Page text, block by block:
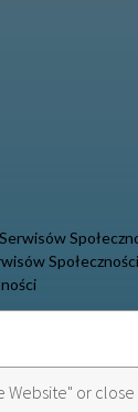
Website" or